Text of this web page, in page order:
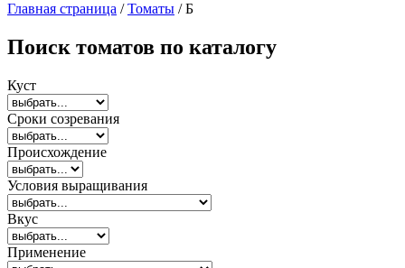
Главная страница /Томаты /Б
Поиск томатов по каталогу
Куст
Сроки созревания
Происхождение
Условия выращивания
Вкус
Применение